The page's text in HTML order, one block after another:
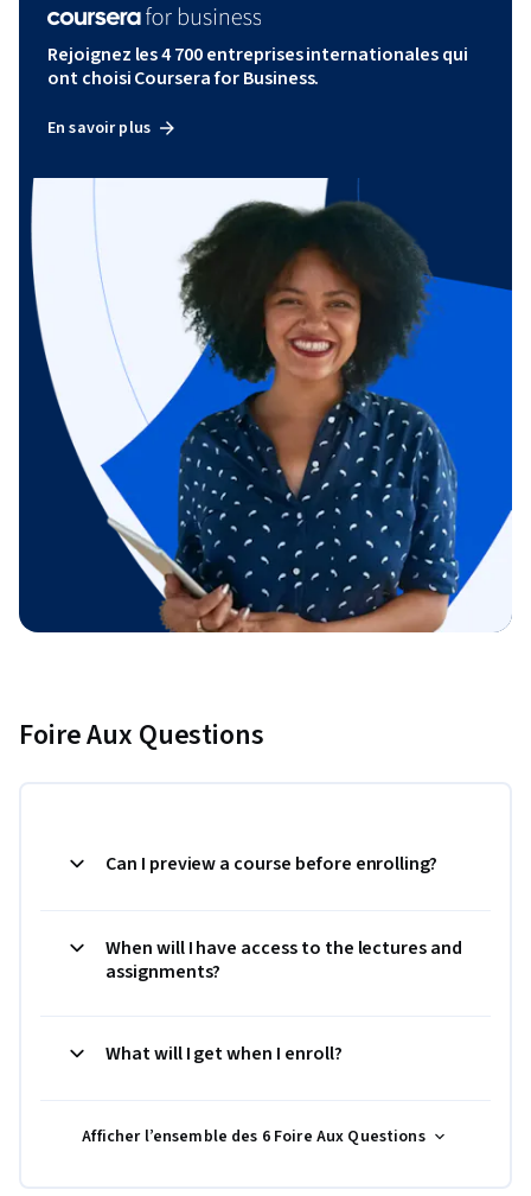
Rejoignez les 4 700 entreprises internationales qui
ont choisi Coursera for Business.
En savoir plus
Foire Aux Questions
Can I preview a course before enrolling?
When will I have access to the lectures and
assignments?
What will I get when I enroll?
Afficher l’ensemble des 6 Foire Aux Questions